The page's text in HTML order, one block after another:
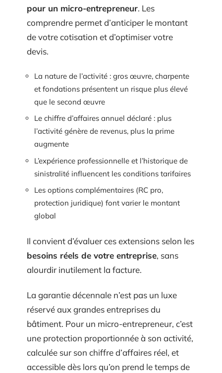
pour un micro-entrepreneur. Les
comprendre permet d’anticiper le montant
de votre cotisation et d’optimiser votre
devis.
La nature de l’activité : gros œuvre, charpente
et fondations présentent un risque plus élevé
que le second œuvre
Le chiffre d’affaires annuel déclaré : plus
l’activité génère de revenus, plus la prime
augmente
L’expérience professionnelle et l’historique de
sinistralité influencent les conditions tarifaires
Les options complémentaires (RC pro,
protection juridique) font varier le montant
global
Il convient d’évaluer ces extensions selon les
besoins réels de votre entreprise, sans
alourdir inutilement la facture.
La garantie décennale n’est pas un luxe
réservé aux grandes entreprises du
bâtiment. Pour un micro-entrepreneur, c’est
une protection proportionnée à son activité,
calculée sur son chiffre d’affaires réel, et
accessible dès lors qu’on prend le temps de